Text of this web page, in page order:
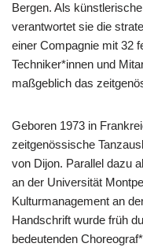
Bergen. Als
verantwortet sie die
einer Compagnie mit 32
Techniker*innen und
maßgeblich das
Geboren 1973 in
zeitgenössische
von Dijon. Parallel dazu
an der Universität
Kulturmanagement an
Handschrift wurde früh
bedeutenden